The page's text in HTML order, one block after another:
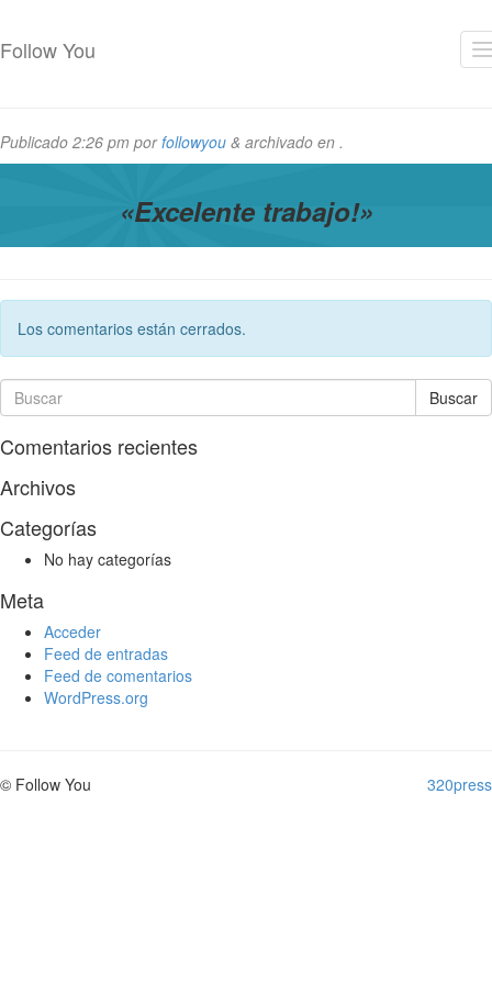
Follow You
Erika Fontalvo
Publicado 2:26 pm porfollowyou & archivado en .
«Excelente trabajo!»
Los comentarios están cerrados.
Buscar
Comentarios recientes
Archivos
Categorías
No hay categorías
Meta
Acceder
Feed de entradas
Feed de comentarios
WordPress.org
320press
© Follow You